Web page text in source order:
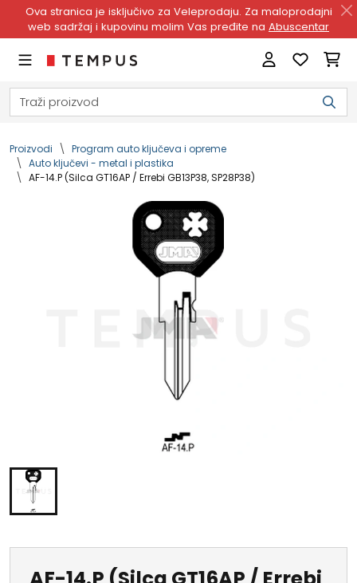
Ova stranica je isključivo za Veleprodaju. Za maloprodajni
web sadržaj i kupovinu molim Vas pređite na Abuscentar
Proizvodi
Program auto ključeva i opreme
Auto ključevi - metal i plastika
AF-14.P (Silca GT16AP / Errebi GB13P38, SP28P38)